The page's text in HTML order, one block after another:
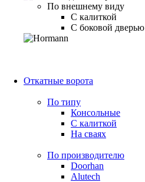
По внешнему виду
С калиткой
С боковой дверью
Откатные ворота
По типу
Консольные
С калиткой
На сваях
По производителю
Doorhan
Alutech